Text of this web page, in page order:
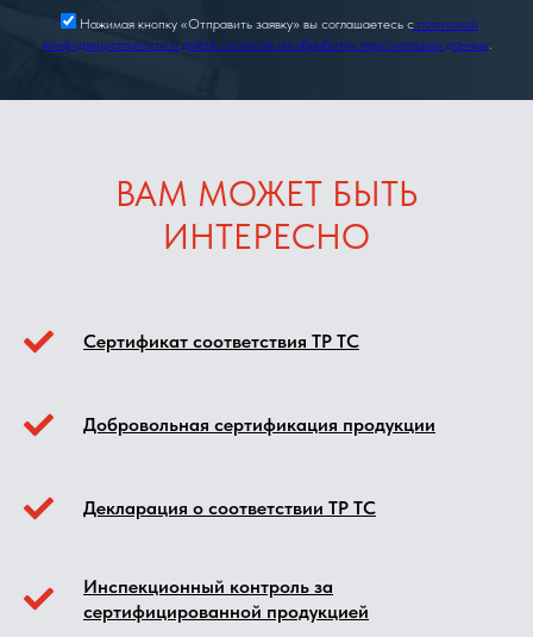
Нажимая кнопку «Отправить заявку» вы соглашаетесь сполитикой
конфиденциальности и даёте согласие на обработку персональных данных.
ВАМ МОЖЕТ БЫТЬ
ИНТЕРЕСНО
Сертификат соответствия ТР ТС
Добровольная сертификация продукции
Декларация о соответствии ТР ТС
Инспекционный контроль за
сертифицированной продукцией